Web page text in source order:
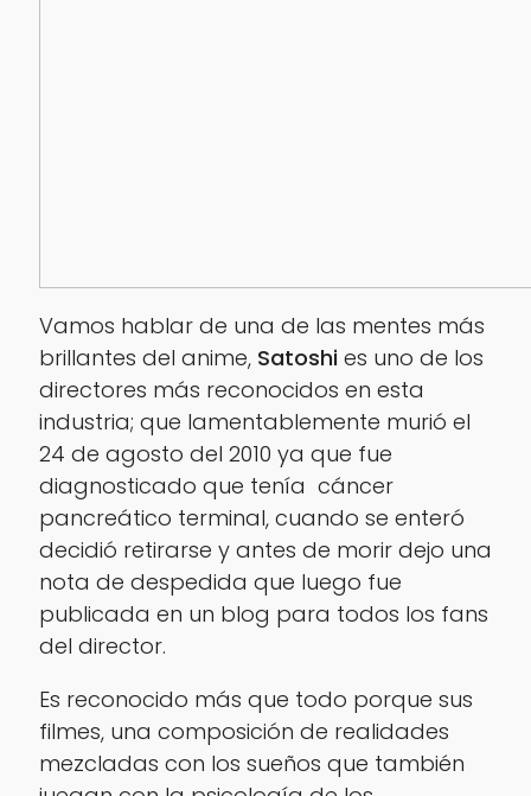
Vamos hablar de una de las mentes más
brillantes del anime, Satoshi es uno de los
directores más reconocidos en esta
industria; que lamentablemente murió el
24 de agosto del 2010 ya que fue
diagnosticado que tenía cáncer
pancreático terminal, cuando se enteró
decidió retirarse y antes de morir dejo una
nota de despedida que luego fue
publicada en un blog para todos los fans
del director.
Es reconocido más que todo porque sus
filmes, una composición de realidades
mezcladas con los sueños que también